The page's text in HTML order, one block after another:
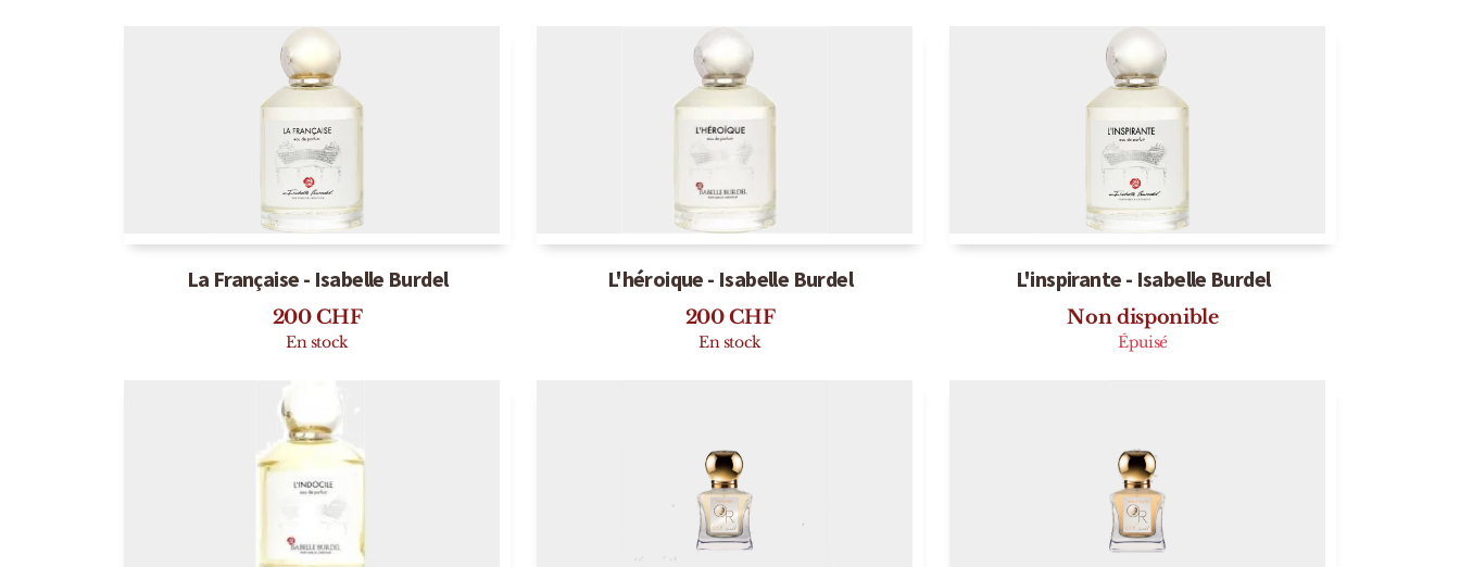
La Française - Isabelle Burdel
200CHF
En stock
L'héroique - Isabelle Burdel
200CHF
En stock
L'inspirante - Isabelle Burdel
Non disponible
Épuisé